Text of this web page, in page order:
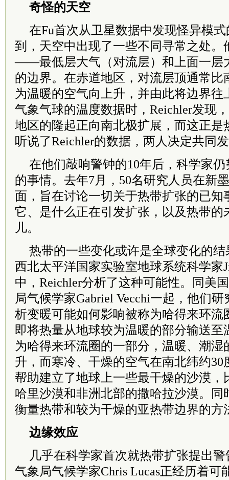
奇怪的天空
在Fu首次从卫星数据中发现怪异模
到，天空中出现了一些不同寻常之处。
——最低层大气（对流层）和上面一层
的边界。在赤道地区，对流层顶通常比
为温暖的空气向上升，并由此将边界往
气象气球的温度数据时，Reichler发现
地区的隆起正向南北极扩展，而这正是
听说了Reichler的数据，两人决定共同
在他们敲响警钟的10年后，科学家
的事情。去年7月，50名研究人员在新
面，旨在讨论一切关于热带扩张的已
它、是什么正在引发扩张，以及热带的
儿。
热带的一些变化或许是全球变化的
西北太平洋国家实验室地球系统科学家
中，Reichler分析了这种可能性。同美
局气候学家Gabriel Vecchi一起，他们
析变暖可能如何影响被称为哈得来环流
即将热量从地球较为温暖的部分输送至
为哈得来环流圈的一部分，温暖、潮湿
升，而寒冷、干燥的空气在南北纬约30
帮助建立了地球上一些最干燥的沙漠，
哈里沙漠和非洲北部的撒哈拉沙漠。同
衡量热带和较为干燥的亚热带边界的方
边缘效应
几乎在科学家首次就热带扩张提出
气象局气候学家Chris Lucas正经历着可